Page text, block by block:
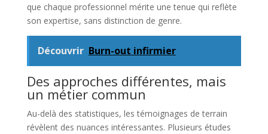
que chaque professionnel mérite une tenue qui reflète
son expertise, sans distinction de genre.
Découvrir Burn-out infirmier
Des approches différentes, mais
un métier commun
Au-delà des statistiques, les témoignages de terrain
révèlent des nuances intéressantes. Plusieurs études